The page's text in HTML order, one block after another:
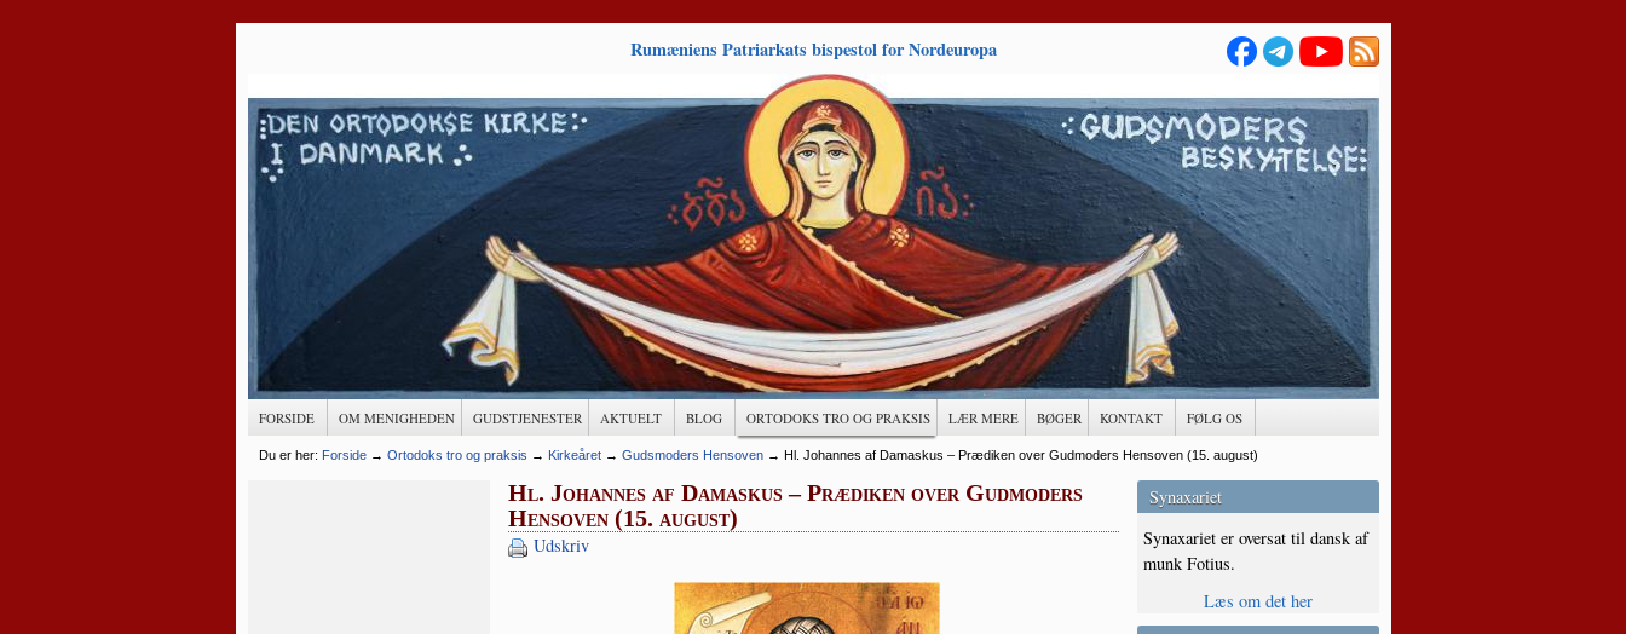
Rumæniens Patriarkats bispestol for Nordeuropa
FORSIDE OM MENIGHEDEN GUDSTJENESTER AKTUELT BLOG ORTODOKS TRO OG PRAKSIS LÆR MERE BØGER KONTAKT FØLG OS
Du er her: Forside→ Ortodoks tro og praksis → Kirkeåret→ Gudsmoders Hensoven→ Hl. Johannes af Damaskus – Prædiken over Gudmoders Hensoven (15. august)
Hl. Johannes af Damaskus – Prædiken over Gudmoders
Hensoven (15. august)
Udskriv
Synaxariet
Synaxariet er oversat til dansk af
munk Fotius.
Læs om det her